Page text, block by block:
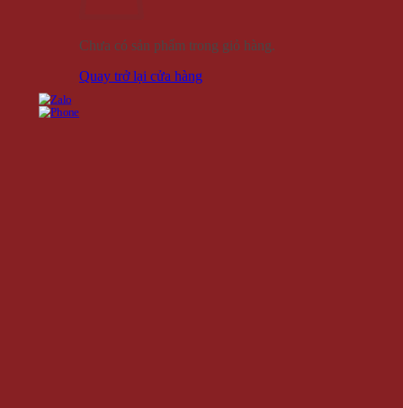
Chưa có sản phẩm trong giỏ hàng.
Quay trở lại cửa hàng